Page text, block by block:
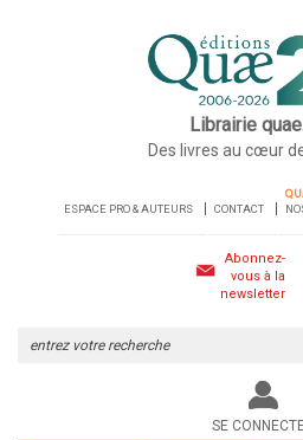
Librairie
Des livres au cœur
ESPACE PRO & AUTEURS CONTACT
Abonnez-
vous à la
newsletter
le
site
SE